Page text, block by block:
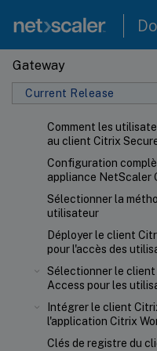
Gateway
Current Release
Comment les
au client Citrix
Configuration
appliance NetScaler
Sélectionner la
utilisateur
Déployer le client
pour l'accès des
Sélectionner le
Access pour les
Intégrer le client
l'application Citrix
Clés de registre du